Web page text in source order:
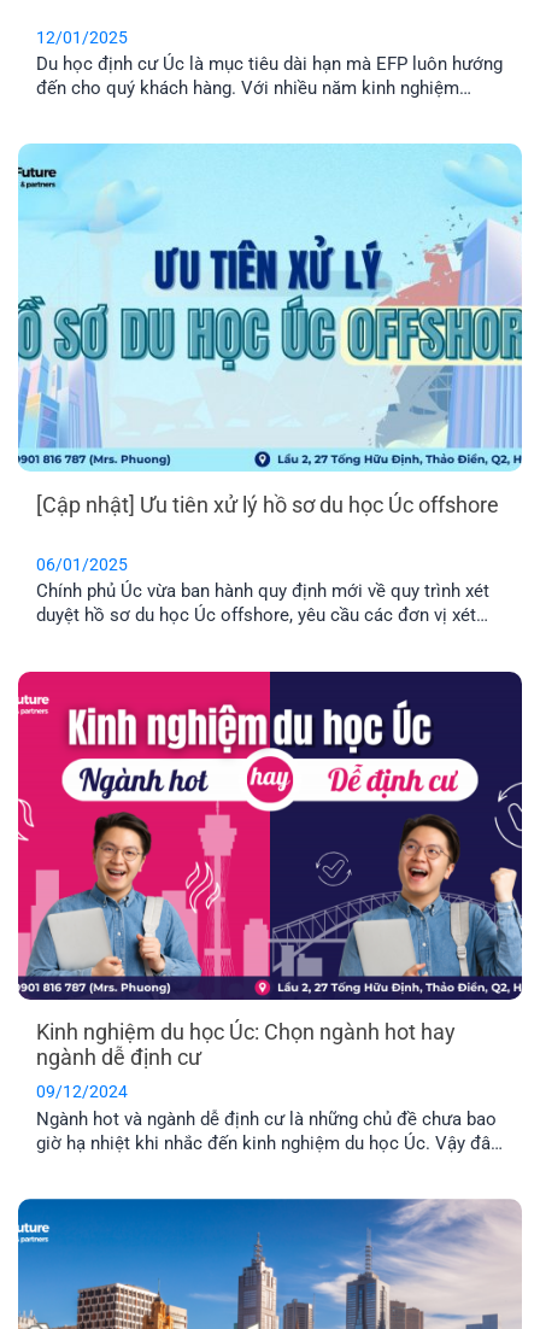
12/01/2025
Du học định cư Úc là mục tiêu dài hạn mà EFP luôn hướng
đến cho quý khách hàng. Với nhiều năm kinh nghiệm
Cam kết uy tín, [...]
[Cập nhật] Ưu tiên xử lý hồ sơ du học Úc offshore
06/01/2025
Chính phủ Úc vừa ban hành quy định mới về quy trình xét
duyệt hồ sơ du học Úc offshore, yêu cầu các đơn vị xét
Kinh nghiệm du học Úc: Chọn ngành hot hay
ngành dễ định cư
09/12/2024
Ngành hot và ngành dễ định cư là những chủ đề chưa bao
giờ hạ nhiệt khi nhắc đến kinh nghiệm du học Úc. Vậy đâu